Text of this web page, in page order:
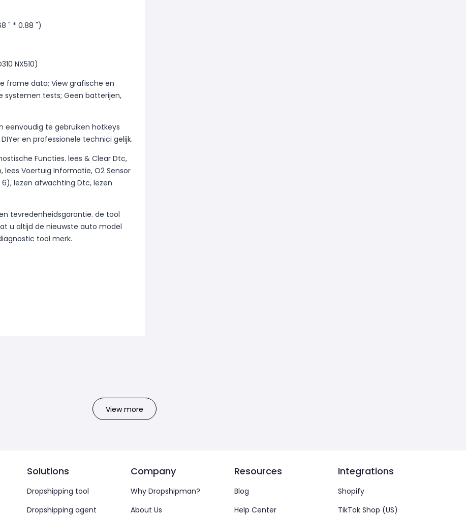
" * 0.88 ")
NX510)
frame data; View grafische en
systemen tests; Geen batterijen,
eenvoudig te gebruiken hotkeys
en professionele technici gelijk.
Functies. lees & Clear Dtc,
lees Voertuig Informatie, O2 Sensor
lezen afwachting Dtc, lezen
en tevredenheidsgarantie. de tool
u altijd de nieuwste auto model
tool merk.
View more
Solutions
Dropshipping tool
Dropshipping agent
Company
Why Dropshipman?
About Us
Resources
Blog
Help Center
Integrations
Shopify
TikTok Shop (US)